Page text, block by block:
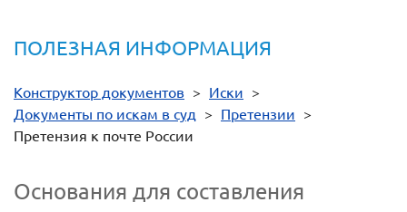
ПОЛЕЗНАЯ ИНФОРМАЦИЯ
Конструктор документов > Иски >
Документы по искам в суд > Претензии >
Претензия к почте России
Основания для составления